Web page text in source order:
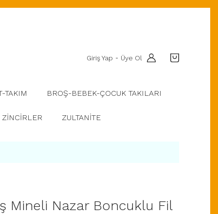
Giriş Yap - Üye Ol
TAKIM BROŞ-BEBEK-ÇOCUK TAKILARI
ZİNCİRLER ZULTANİTE
Mineli Nazar Boncuklu Fil